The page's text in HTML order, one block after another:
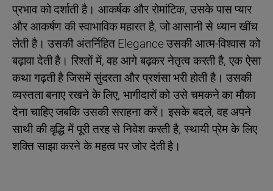
प्रभाव को दर्शाती है। आकर्षक और रोमांटिक, उसके पास प्यार
और आकर्षण की स्वाभाविक महारत है, जो आसानी से ध्यान खींच
लेती है। उसकी अंतर्निहित Elegance उसकी आत्म-विश्वास को
बढ़ावा देती है। रिश्तों में, वह आगे बढ़कर नेतृत्व करती है, एक ऐसा
कथा गढ़ती है जिसमें सुंदरता और प्रशंसा भरी होती है। उसकी
व्यस्तता बनाए रखने के लिए, भागीदारों को उसे चमकने का मौका
देना चाहिए जबकि उसकी सराहना करें। इसके बदले, वह अपने
साथी की वृद्धि में पूरी तरह से निवेश करती है, स्थायी प्रेम के लिए
शक्ति साझा करने के महत्व पर जोर देती है।